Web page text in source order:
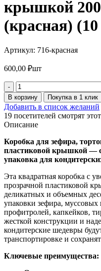
крышкой
(красная)
Артикул: 716-красная
600,00 ₽шт
Количество
товара
Коробка
для
зефира,
тортов
и
пирожных
с
пластиковой
крышкой
200*200*70
мм
(красная)
(10
шт
в
упаковке)
В корзину Покупка в 1 клик
Добавить в список желаний
19 посетителей смотрят
Описание
Коробка для зефира,
пластиковой крышкой —
упаковка для
Эта квадратная коробка с
прозрачной пластиковой
деликатных и объемных
упаковки зефира, муссовых
профитролей, капкейков,
жесткой конструкции и
кондитерские шедевры
транспортировке и
Ключевые преимущества: